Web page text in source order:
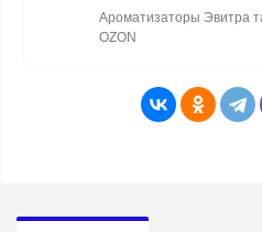
Ароматизаторы Эвитра
OZON